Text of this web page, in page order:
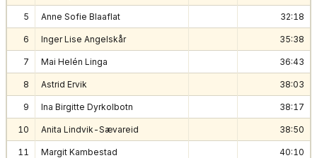
5 Anne Sofie Blaaflat 32:18
6 Inger Lise Angelskår 35:38
7 Mai Helén Linga 36:43
8 Astrid Ervik 38:03
9 Ina Birgitte Dyrkolbotn 38:17
10 Anita Lindvik-Sævareid 38:50
11 Margit Kambestad 40:10